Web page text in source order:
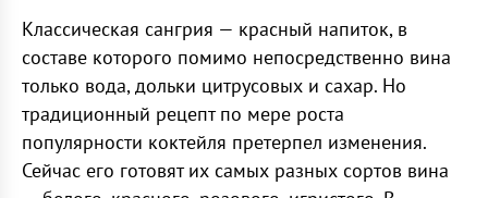
Классическая сангрия — красный напиток, в
составе которого помимо непосредственно вина
только вода, дольки цитрусовых и сахар. Но
традиционный рецепт по мере роста
популярности коктейля претерпел изменения.
Сейчас его готовят их самых разных сортов вина